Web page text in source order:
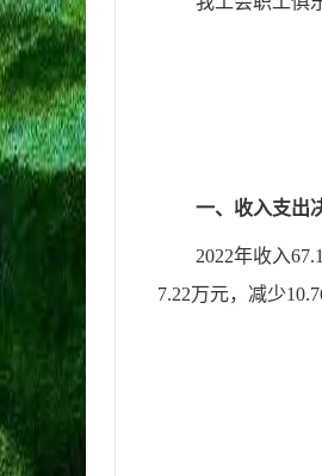
一、 收入支出
2022年收入
7.22万元， 减少